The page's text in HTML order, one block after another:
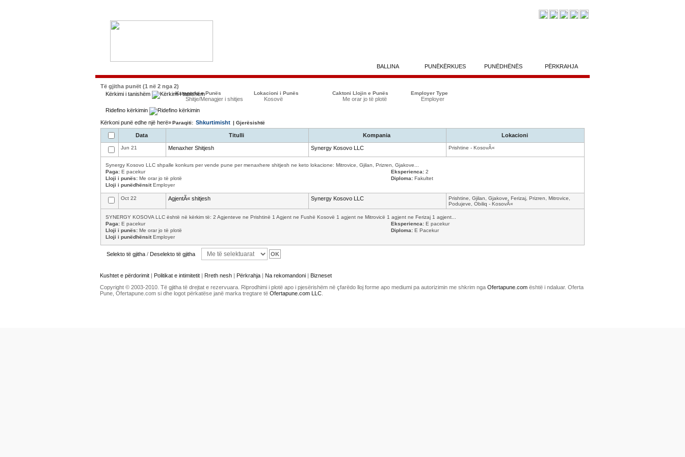
BALLINA PUNËKËRKUES PUNËDHËNËS PËRKRAHJA
Të gjitha punët (1 në 2 nga 2)
Kërkimi i tanishëm
Kategoria e Punës
Shitje/Menagjer i shitjes
Lokacioni i Punës
Kosovë
Caktoni Llojin e Punës
Me orar jo të plotë
Employer Type
Employer
Ridefino kërkimin
Kërkoni punë edhe një herë»Paraqiti: Shkurtimisht | Gjerësishtë
Data Titulli Kompania Lokacioni
Jun 21 Menaxher Shitjesh Synergy Kosovo LLC Prishtine - KosovÃ«
Synergy Kosovo LLC shpalle konkurs per vende pune per menaxhere shitjesh ne keto lokacione: Mitrovice, Gjilan, Prizren, Gjakove...
Paga: E pacekur Eksperienca: 2
Lloji i punës: Me orar jo të plotë Diploma: Fakultet
Lloji i punëdhënsitEmployer
Oct 22 AgjentÃ« shitjesh Synergy Kosovo LLC
Prishtine, Gjilan, Gjakove, Ferizaj, Prizren, Mitrovice,
Podujeve, Obiliq - KosovÃ«
SYNERGY KOSOVA LLC është në kërkim të: 2 Agjenteve ne Prishtinë 1 Agjent ne Fushë Kosovë 1 agjent ne Mitrovicë 1 agjent ne Ferizaj 1 agjent...
Paga: E pacekur Eksperienca: E pacekur
Lloji i punës: Me orar jo të plotë Diploma: E Pacekur
Lloji i punëdhënsitEmployer
Selekto të gjitha / Deselekto të gjitha
Kushtet e përdorimit | Politikat e intimitetit | Rreth nesh | Përkrahja | Na rekomandoni | Bizneset
Copyright © 2003-2010. Të gjitha të drejtat e rezervuara. Riprodhimi i plotë apo i pjesërishëm në çfarëdo lloj forme apo mediumi pa autorizimin me shkrim nga Ofertapune.com është i ndaluar. Oferta
Pune, Ofertapune.com si dhe logot përkatëse janë marka tregtare të Ofertapune.com LLC